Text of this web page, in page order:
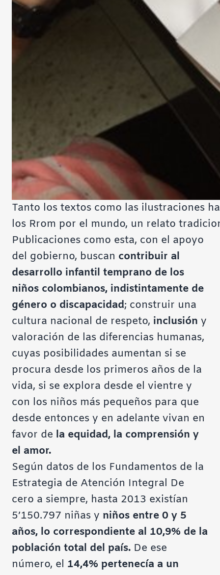
Tanto los textos como las ilustraciones
los Rrom por el mundo, un relato
Publicaciones como esta, con el apoyo
del gobierno, buscan contribuir al
desarrollo infantil temprano de los
niños colombianos, indistintamente de
género o discapacidad; construir una
cultura nacional de respeto, inclusión y
valoración de las diferencias humanas,
cuyas posibilidades aumentan si se
procura desde los primeros años de la
vida, si se explora desde el vientre y
con los niños más pequeños para que
desde entonces y en adelante vivan en
favor de la equidad, la comprensión y
el amor.
Según datos de los Fundamentos de la
Estrategia de Atención Integral De
cero a siempre, hasta 2013 existían
5’150.797 niñas y niños entre 0 y 5
años, lo correspondiente al 10,9% de la
población total del país. De ese
número, el 14,4% pertenecía a un